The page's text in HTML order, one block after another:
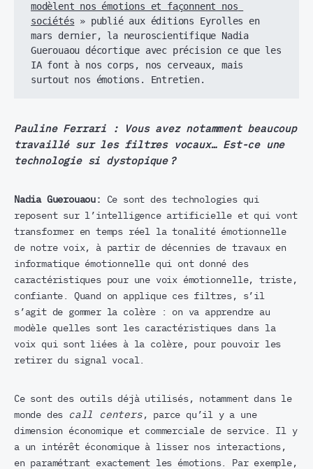
modèlent nos émotions et façonnent nos
sociétés » publié aux éditions Eyrolles en
mars dernier, la neuroscientifique Nadia
Guerouaou décortique avec précision ce que les
IA font à nos corps, nos cerveaux, mais
surtout nos émotions. Entretien.
Pauline Ferrari : Vous avez notamment beaucoup
travaillé sur les filtres vocaux… Est-ce une
technologie si dystopique ?
Nadia Guerouaou: Ce sont des technologies qui
reposent sur l’intelligence artificielle et qui vont
transformer en temps réel la tonalité émotionnelle
de notre voix, à partir de décennies de travaux en
informatique émotionnelle qui ont donné des
caractéristiques pour une voix émotionnelle, triste,
confiante. Quand on applique ces filtres, s’il
s’agit de gommer la colère : on va apprendre au
modèle quelles sont les caractéristiques dans la
voix qui sont liées à la colère, pour pouvoir les
retirer du signal vocal.
Ce sont des outils déjà utilisés, notamment dans le
monde des
call centers, parce qu’il y a une
dimension économique et commerciale de service. Il y
a un intérêt économique à lisser nos interactions,
en paramétrant exactement les émotions. Par exemple,